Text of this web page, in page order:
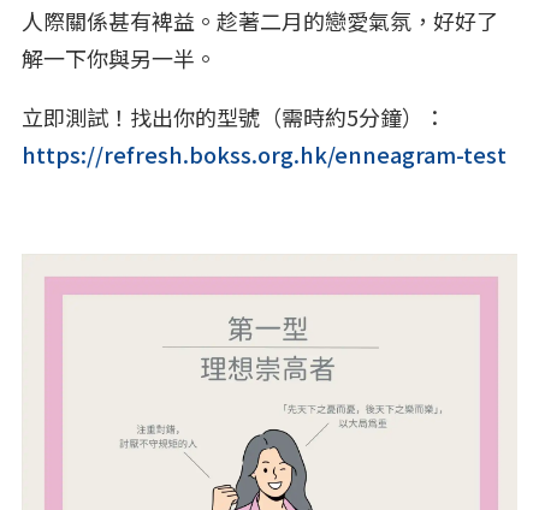
人際關係甚有裨益。趁著二月的戀愛氣氛，好好了
解一下你與另一半。
立即測試！找出你的型號（需時約5分鐘）：
https://refresh.bokss.org.hk/enneagram-test